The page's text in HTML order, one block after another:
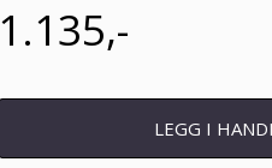
1.135,-
LEGG I